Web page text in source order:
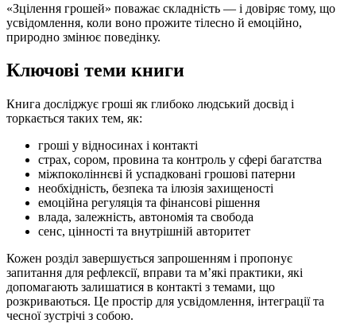
«Зцілення грошей» поважає складність — і довіряє тому, що
усвідомлення, коли воно прожите тілесно й емоційно,
природно змінює поведінку.
Ключові теми книги
Книга досліджує гроші як глибоко людський досвід і
торкається таких тем, як:
гроші у відносинах і контакті
страх, сором, провина та контроль у сфері багатства
міжпоколіннєві й успадковані грошові патерни
необхідність, безпека та ілюзія захищеності
емоційна регуляція та фінансові рішення
влада, залежність, автономія та свобода
сенс, цінності та внутрішній авторитет
Кожен розділ завершується запрошенням і пропонує
запитання для рефлексії, вправи та м’які практики, які
допомагають залишатися в контакті з темами, що
розкриваються. Це простір для усвідомлення, інтеграції та
чесної зустрічі з собою.